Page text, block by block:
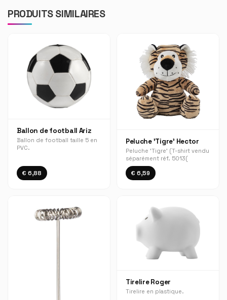
PRODUITS SIMILAIRES
Ballon de football Ariz
Ballon de football taille 5 en
PVC.
€ 6,88
Peluche 'Tigre' Hector
Peluche 'Tigre' (T-shirt vendu
séparément réf. 5013(
€ 6,59
Tirelire Roger
Tirelire en plastique.